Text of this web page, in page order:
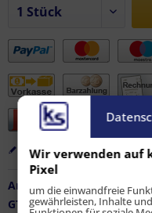
Merken
Artikel-Nr.:
GTIN / EAN:
Wir verwenden auf
Pixel
um die einwandfreie
gewährleisten, Inhalte